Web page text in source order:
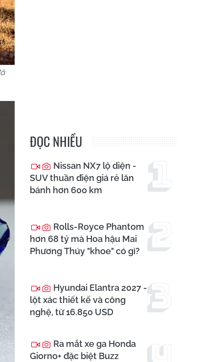
ĐỌC NHIỀU
Nissan NX7 lộ diện -
SUV thuần điện giá rẻ lăn
bánh hơn 600 km
Rolls-Royce Phantom
hơn 68 tỷ mà Hoa hậu Mai
Phương Thúy "khoe" có gì?
Hyundai Elantra 2027 -
lột xác thiết kế và công
nghệ, từ 16.850 USD
Ra mắt xe ga Honda
Giorno+ đặc biệt Buzz